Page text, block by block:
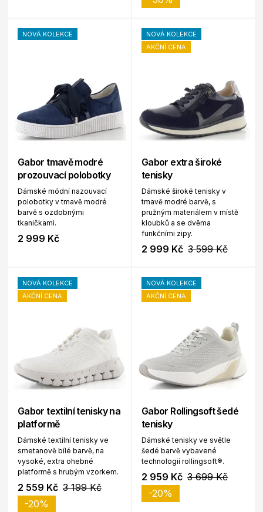
NOVÁ KOLEKCE
Gabor tmavě modré
prozouvací polobotky
Dámské módní nazouvací
polobotky v tmavě modré
barvě s ozdobnými
tkaničkami.
2 999 Kč
NOVÁ KOLEKCE
AKČNÍ CENA
Gabor extra široké
tenisky
Dámské široké tenisky v
tmavě modré barvě, s
pružným materiálem v místě
kloubků a se dvěma
funkčními zipy.
2 999 Kč 3 599 Kč
NOVÁ KOLEKCE
AKČNÍ CENA
Gabor textilní tenisky na
platformě
Dámské textilní tenisky ve
smetanově bílé barvě, na
vysoké, extra ohebné
platformě s hrubým vzorkem.
2 559 Kč 3 199 Kč
-20%
NOVÁ KOLEKCE
AKČNÍ CENA
Gabor Rollingsoft šedé
tenisky
Dámské tenisky ve světle
šedé barvě vybavené
technologií rollingsoft®.
2 959 Kč 3 699 Kč
-20%